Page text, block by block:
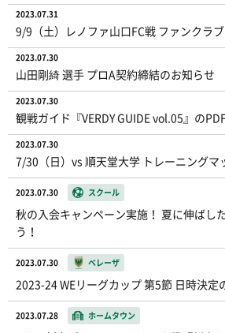
2023.07.31
9/9（土）レノファ山口FC戦 ファンクラ
2023.07.30
山田剛綺 選手 プロA契約締結のお知らせ
2023.07.30
観戦ガイド『VERDY GUIDE vol.05』の
2023.07.30
7/30（日）vs 順天堂大学 トレーニングマ
2023.07.30 スクール
秋の入会キャンペーン実施！ 夏に伸ばし
う！
2023.07.30 ベレーザ
2023-24 WEリーグカップ 第5節 日時決定
2023.07.28 ホームタウン